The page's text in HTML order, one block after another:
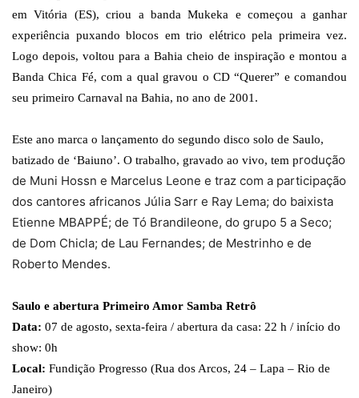
em Vitória (ES), criou a banda Mukeka e começou a ganhar
experiência puxando blocos em trio elétrico pela primeira vez.
Logo depois, voltou para a Bahia cheio de inspiração e montou a
Banda Chica Fé, com a qual gravou o CD “Querer” e comandou
seu primeiro Carnaval na Bahia, no ano de 2001.
Este ano marca o lançamento do segundo disco solo de Saulo,
batizado de ‘Baiuno’. O trabalho, gravado ao vivo, tem produção
de Muni Hossn e Marcelus Leone e traz com a participação
dos cantores africanos Júlia Sarr e Ray Lema; do baixista
Etienne MBAPPÉ; de Tó Brandileone, do grupo 5 a Seco;
de Dom Chicla; de Lau Fernandes; de Mestrinho e de
Roberto Mendes.
Saulo e abertura Primeiro Amor Samba Retrô
Data: 07 de agosto, sexta-feira / abertura da casa: 22 h / início do
show: 0h
Local: Fundição Progresso (Rua dos Arcos, 24 – Lapa – Rio de
Janeiro)